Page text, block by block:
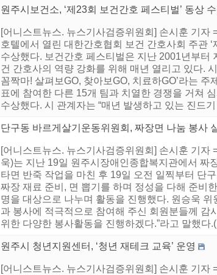
원주시보건소, ‘제23회 보건간호 페스티벌’ 동상
[어니스트뉴스. 뉴스기사검증위원회] 손시훈 기자
호텔에서 열린 대한간호협회 보건 간호사회 주관
수상했다. 보건간호 페스티벌은 지난 2001년부터
건 간호사의 역량 강화를 위해 매년 열리고 있다.
꼼짝마! 살펴보GO, 찾아보GO, 치료하GO’라는
표에 참여한 다른 15개 팀과 치열한 경쟁을 거쳐
수상했다. 시 관계자는 “매년 발생하고 있는 진드
단구동 바르게살기운동위원회, 짜장면 나눔 봉사
[어니스트뉴스. 뉴스기사검증위원회] 손시훈 기
욱)는 지난 19일 원주시장애인종합복지관에서 짜
타면 반죽 작업을 마친 후 19일 오전 일찍부터 단
짜장 재료 준비, 면 뽑기를 하며 정성을 다해 준비
명을 대상으로 나누며 활동을 진행했다. 원승욱
과 봉사에 적극적으로 참여해 주신 회원분들께 감
위한 다양한 봉사활동을 진행하겠다.”라고 말했
원주시 청년지원센터, ‘청년 재테크 교육’ 운영
[어니스트뉴스. 뉴스기사검증위원회] 손시훈 기자